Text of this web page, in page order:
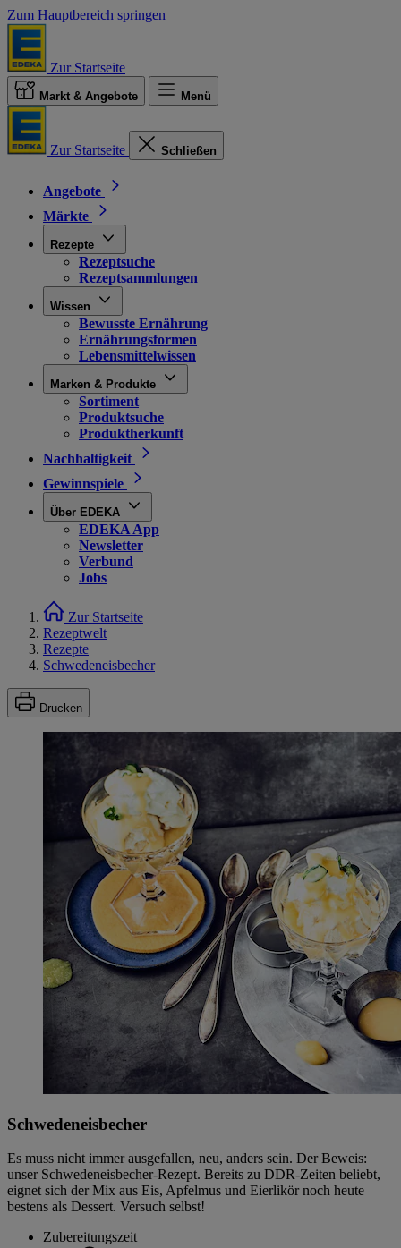
Zum Hauptbereich springen
Zur Startseite
Markt & Angebote Menü
Zur Startseite Schließen
Angebote
Märkte
Rezepte
Rezeptsuche
Rezeptsammlungen
Wissen
Bewusste Ernährung
Ernährungsformen
Lebensmittelwissen
Marken & Produkte
Sortiment
Produktsuche
Produktherkunft
Nachhaltigkeit
Gewinnspiele
Über EDEKA
EDEKA App
Newsletter
Verbund
Jobs
Zur Startseite
Rezeptwelt
Rezepte
Schwedeneisbecher
Drucken
Schwedeneisbecher
Es muss nicht immer ausgefallen, neu, anders sein. Der Beweis:
unser Schwedeneisbecher-Rezept. Bereits zu DDR-Zeiten beliebt,
eignet sich der Mix aus Eis, Apfelmus und Eierlikör noch heute
bestens als Dessert. Versuch selbst!
Zubereitungszeit